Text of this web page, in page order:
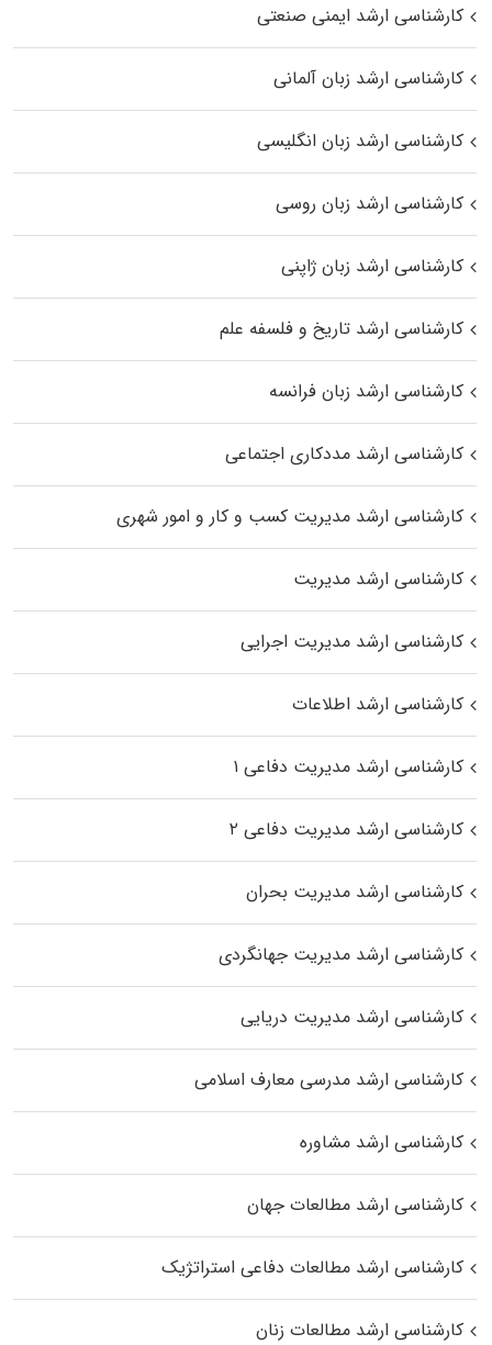
کارشناسی ارشد ایمنی صنعتی
کارشناسی ارشد زبان آلمانی
کارشناسی ارشد زبان انگلیسی
کارشناسی ارشد زبان روسی
کارشناسی ارشد زبان ژاپنی
کارشناسی ارشد تاریخ و فلسفه علم
کارشناسی ارشد زبان فرانسه
کارشناسی ارشد مددکاری اجتماعی
کارشناسی ارشد مدیریت کسب و کار و امور شهری
کارشناسی ارشد مدیریت
کارشناسی ارشد مدیریت اجرایی
کارشناسی ارشد اطلاعات
کارشناسی ارشد مدیریت دفاعی ۱
کارشناسی ارشد مدیریت دفاعی ۲
کارشناسی ارشد مدیریت بحران
کارشناسی ارشد مدیریت جهانگردی
کارشناسی ارشد مدیریت دریایی
کارشناسی ارشد مدرسی معارف اسلامی
کارشناسی ارشد مشاوره
کارشناسی ارشد مطالعات جهان
کارشناسی ارشد مطالعات دفاعی استراتژیک
کارشناسی ارشد مطالعات زنان